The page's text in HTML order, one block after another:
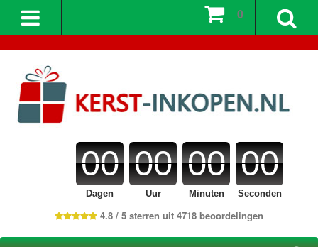
00
Dagen
00
Uur
00
Minuten
00
Seconden
4.8 / 5 sterren uit 4718 beoordelingen
0